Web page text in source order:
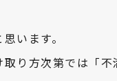
います。
り方次第では「不